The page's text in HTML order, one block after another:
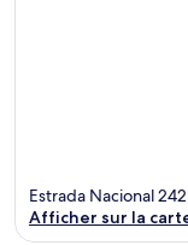
Estrada Nacional
Afficher sur la